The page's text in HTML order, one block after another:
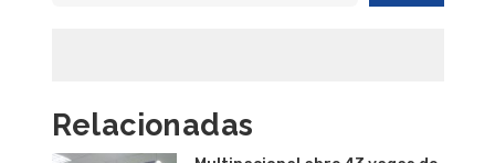
Relacionadas